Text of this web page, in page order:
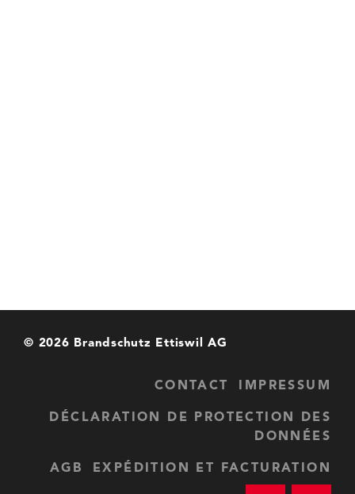
© 2026 Brandschutz Ettiswil AG
CONTACT IMPRESSUM
DÉCLARATION DE PROTECTION DES
DONNÉES
AGB EXPÉDITION ET FACTURATION